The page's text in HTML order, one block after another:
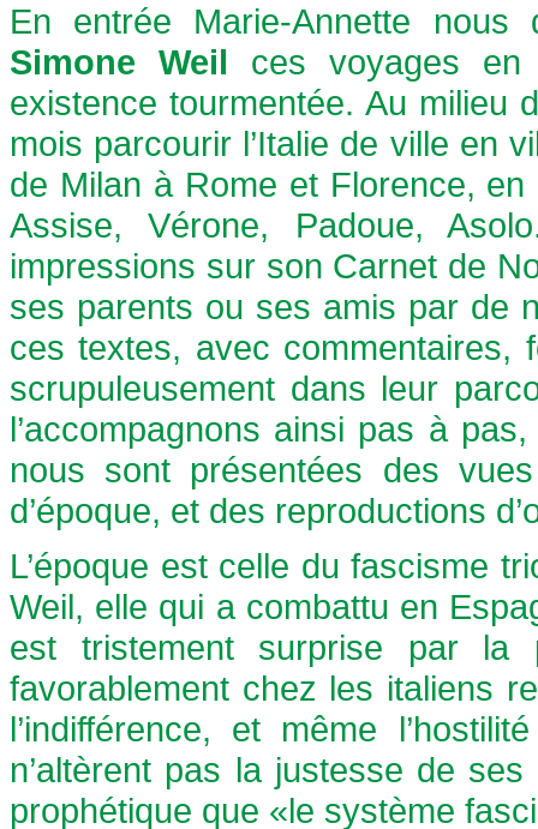
En entrée Marie-Annette
Simone Weil ces voyages en
existence tourmentée. Au milieu
mois parcourir l’Italie de ville en
de Milan à Rome et Florence,
Assise, Vérone, Padoue,
impressions sur son Carnet de
ses parents ou ses amis par de
ces textes, avec commentaires,
scrupuleusement dans leur
l’accompagnons ainsi pas à
nous sont présentées des
d’époque, et des reproductions
L’époque est celle du fascisme
Weil, elle qui a combattu en
est tristement surprise par la
favorablement chez les italiens
l’indifférence, et même
n’altèrent pas la justesse de
prophétique que «le système